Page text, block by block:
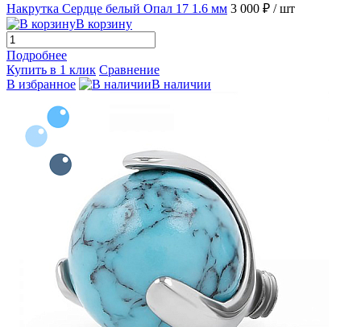
Накрутка Сердце белый Опал 17 1.6 мм 3 000 ₽ / шт
В корзину
Подробнее
Купить в 1 клик Сравнение
В избранное
В наличии